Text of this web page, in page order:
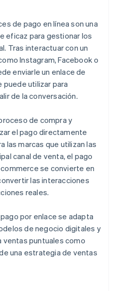
de pago en línea son una
eficaz para gestionar los
Tras interactuar con un
Instagram, Facebook o
enviarle un enlace de
puede utilizar para
de la conversación.
de compra y
el pago directamente
las marcas que utilizan las
canal de venta, el pago
se convierte en
las interacciones
reales.
por enlace se adapta
de negocio digitales y
puntuales como
una estrategia de ventas